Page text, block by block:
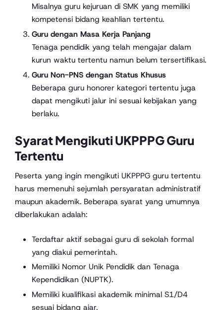
Misalnya guru kejuruan di SMK yang memiliki
kompetensi bidang keahlian tertentu.
Guru dengan Masa Kerja Panjang
Tenaga pendidik yang telah mengajar dalam
kurun waktu tertentu namun belum tersertifikasi.
Guru Non-PNS dengan Status Khusus
Beberapa guru honorer kategori tertentu juga
dapat mengikuti jalur ini sesuai kebijakan yang
berlaku.
Syarat Mengikuti UKPPPG Guru
Tertentu
Peserta yang ingin mengikuti UKPPPG guru tertentu
harus memenuhi sejumlah persyaratan administratif
maupun akademik. Beberapa syarat yang umumnya
diberlakukan adalah:
Terdaftar aktif sebagai guru di sekolah formal
yang diakui pemerintah.
Memiliki Nomor Unik Pendidik dan Tenaga
Kependidikan (NUPTK).
Memiliki kualifikasi akademik minimal S1/D4
sesuai bidang ajar.